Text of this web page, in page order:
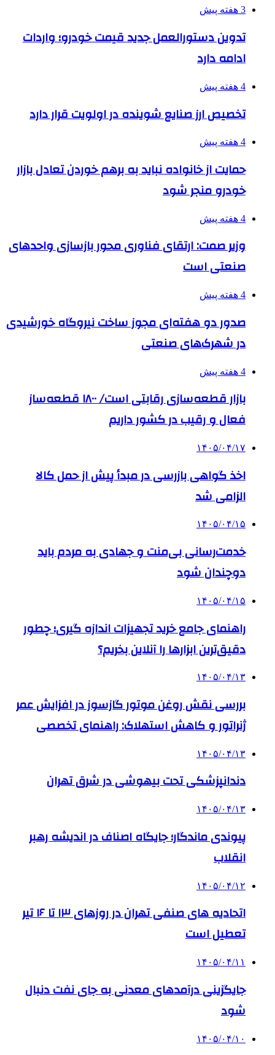
3 هفته پیش
تدوین دستورالعمل جدید قیمت خودرو؛ واردات
ادامه دارد
4 هفته پیش
تخصیص ارز صنایع شوینده در اولویت قرار دارد
4 هفته پیش
حمایت از خانواده نباید به برهم خوردن تعادل بازار
خودرو منجر شود
4 هفته پیش
وزیر صمت: ارتقای فناوری محور بازسازی واحدهای
صنعتی است
4 هفته پیش
صدور دو هفته‌ای مجوز ساخت نیروگاه خورشیدی
در شهرک‌های صنعتی
4 هفته پیش
بازار قطعه‌سازی رقابتی است/ ۱۸۰۰ قطعه‌ساز
فعال و رقیب در کشور داریم
۱۴۰۵/۰۴/۱۷
اخذ گواهی بازرسی در مبدأ پیش از حمل کالا
الزامی شد
۱۴۰۵/۰۴/۱۵
خدمت‌رسانی بی‌منت و جهادی به مردم باید
دوچندان شود
۱۴۰۵/۰۴/۱۵
راهنمای جامع خرید تجهیزات اندازه گیری؛ چطور
دقیق‌ترین ابزارها را آنلاین بخریم؟
۱۴۰۵/۰۴/۱۳
بررسی نقش روغن موتور گازسوز در افزایش عمر
ژنراتور و کاهش استهلاک: راهنمای تخصصی
۱۴۰۵/۰۴/۱۳
دندانپزشکی تحت بیهوشی در شرق تهران
۱۴۰۵/۰۴/۱۳
پیوندی ماندگار؛ جایگاه اصناف در اندیشه رهبر
انقلاب
۱۴۰۵/۰۴/۱۲
اتحادیه های صنفی تهران در روزهای ۱۳ تا ۱۶ تیر
تعطیل است
۱۴۰۵/۰۴/۱۱
جایگزینی درآمدهای معدنی به جای نفت دنبال
شود
۱۴۰۵/۰۴/۱۰